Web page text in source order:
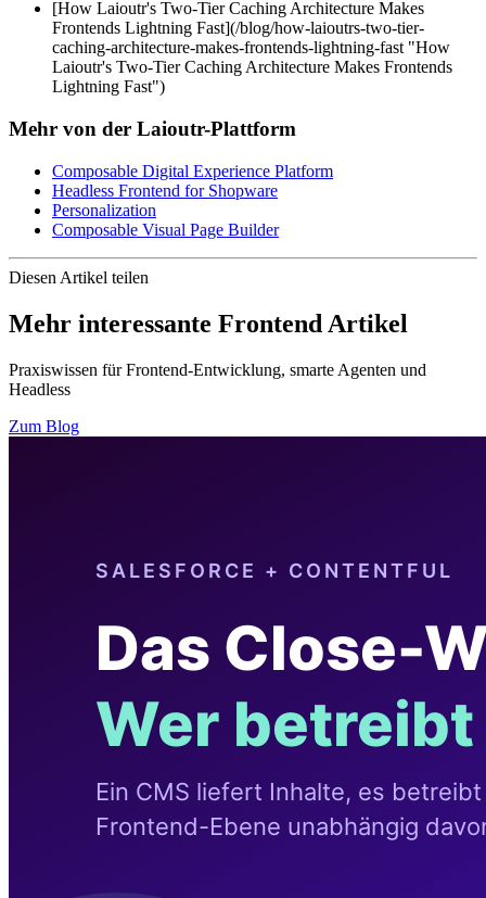
[How Laioutr's Two-Tier Caching Architecture Makes
Frontends Lightning Fast](/blog/how-laioutrs-two-tier-
caching-architecture-makes-frontends-lightning-fast "How
Laioutr's Two-Tier Caching Architecture Makes Frontends
Lightning Fast")
Mehr von der Laioutr-Plattform
Composable Digital Experience Platform
Headless Frontend for Shopware
Personalization
Composable Visual Page Builder
Diesen Artikel teilen
Mehr interessante Frontend Artikel
Praxiswissen für Frontend-Entwicklung, smarte Agenten und
Headless
Zum Blog